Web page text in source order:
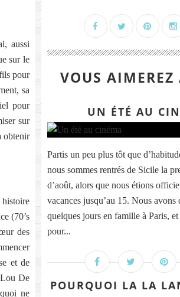
aussi
sur le
pour
sa
pour
sur
obtenir
(70’s
des
et de
De
ne
VOUS AIMEREZ
UN ÉTÉ AU
Partis un peu plus tôt que
nous sommes rentrés de Sicile la
d’août, alors que nous étions
vacances jusqu’au 15. Nous avons
quelques jours en famille à Paris,
pour...
POURQUOI LA LA